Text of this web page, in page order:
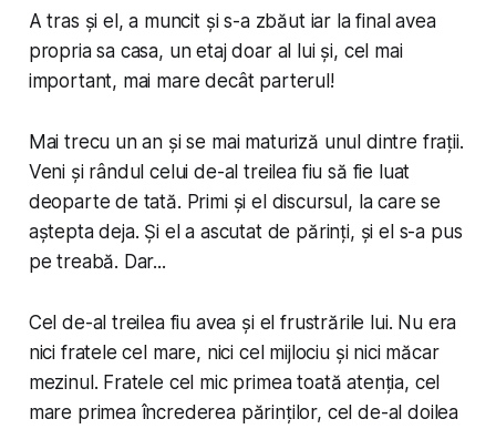
A tras și el, a muncit și s-a zbăut iar la final avea
propria sa casa, un etaj doar al lui și, cel mai
important, mai mare decât parterul!
Mai trecu un an și se mai maturiză unul dintre frații.
Veni și rândul celui de-al treilea fiu să fie luat
deoparte de tată. Primi și el discursul, la care se
aștepta deja. Și el a ascutat de părinți, și el s-a pus
pe treabă. Dar...
Cel de-al treilea fiu avea și el frustrările lui. Nu era
nici fratele cel mare, nici cel mijlociu și nici măcar
mezinul. Fratele cel mic primea toată atenția, cel
mare primea încrederea părinților, cel de-al doilea